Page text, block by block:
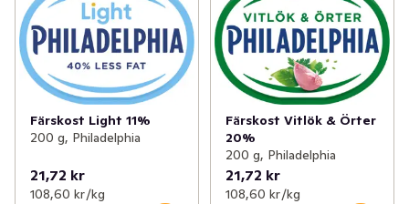
Färskost Light 11%
200 g, Philadelphia
21,72 kr
108,60 kr /kg
Färskost Vitlök & Örter
20%
200 g, Philadelphia
21,72 kr
108,60 kr /kg